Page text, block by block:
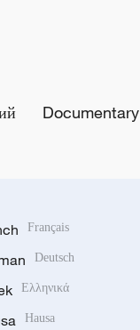
Documentary
Français
Deutsch
Ελληνικά
Hausa